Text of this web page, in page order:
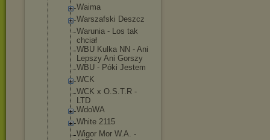
Waima
Warszafski Deszcz
Warunia - Los tak
chciał
WBU Kulka NN - Ani
Lepszy Ani Gorszy
WBU - Póki Jestem
WCK
WCK x O.S.T.R -
LTD
WdoWA
White 2115
Wigor Mor W.A. -